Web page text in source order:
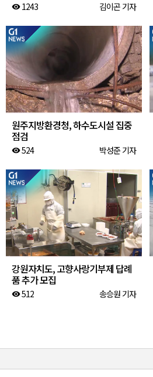
visibility 1243 김이곤 기자
원주지방환경청, 하수도시설 집중
점검
visibility524 박성준 기자
강원자치도, 고향사랑기부제 답례
품 추가 모집
visibility512 송승원 기자